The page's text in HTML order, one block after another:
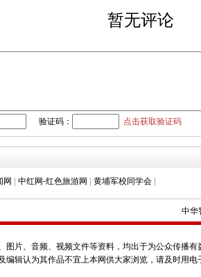
暂无评论
验证码： 点击获取验证码
网 中红网-红色旅游网 黄埔军校同学会
中华
片、音频、视频文件等资料，均出于为公众传播
编辑认为其作品不宜上本网供大家浏览，请及时用